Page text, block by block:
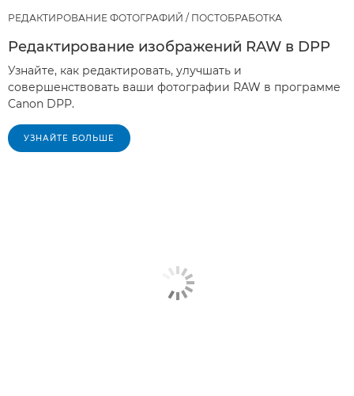
РЕДАКТИРОВАНИЕ ФОТОГРАФИЙ / ПОСТОБРАБОТКА
Редактирование изображений RAW в DPP
Узнайте, как редактировать, улучшать и
совершенствовать ваши фотографии RAW в программе
Canon DPP.
УЗНАЙТЕ БОЛЬШЕ